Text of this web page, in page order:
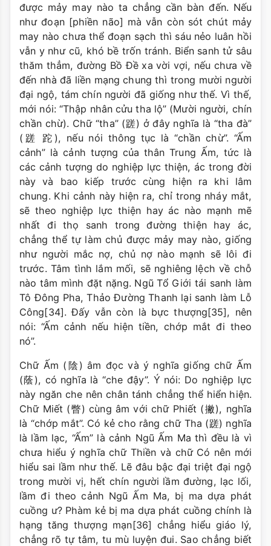
được mảy may nào ta chẳng cần bàn đến. Nếu
như đoạn [phiền não] mà vẫn còn sót chút mảy
may nào chưa thể đoạn sạch thì sáu nẻo luân hồi
vẫn y như cũ, khó bề trốn tránh. Biển sanh tử sâu
thăm thẳm, đường Bồ Ðề xa vời vợi, nếu chưa về
đến nhà đã liền mạng chung thì trong mười người
đại ngộ, tám chín người đã giống như thế. Vì thế,
mới nói: “Thập nhân cửu tha lộ” (Mười người, chín
chần chừ). Chữ “tha” (蹉) ở đây nghĩa là “tha đà”
(蹉 跎), nếu nói thông tục là “chần chừ”. “Ấm
cảnh” là cảnh tượng của thân Trung Ấm, tức là
các cảnh tượng do nghiệp lực thiện, ác trong đời
này và bao kiếp trước cùng hiện ra khi lâm
chung. Khi cảnh này hiện ra, chỉ trong nháy mắt,
sẽ theo nghiệp lực thiện hay ác nào mạnh mẽ
nhất đi thọ sanh trong đường thiện hay ác,
chẳng thể tự làm chủ được mảy may nào, giống
như người mắc nợ, chủ nợ nào mạnh sẽ lôi đi
trước. Tâm tình lắm mối, sẽ nghiêng lệch về chỗ
nào tâm mình đặt nặng. Ngũ Tổ Giới tái sanh làm
Tô Ðông Pha, Thảo Ðường Thanh lại sanh làm Lỗ
Công[34]. Ðấy vẫn còn là bực thượng[35], nên
nói: “Ấm cảnh nếu hiện tiền, chớp mắt đi theo
nó”.
Chữ Ấm (陰) âm đọc và ý nghĩa giống chữ Ấm
(蔭), có nghĩa là “che đậy”. Ý nói: Do nghiệp lực
này ngăn che nên chân tánh chẳng thể hiển hiện.
Chữ Miết (瞥) cùng âm với chữ Phiết (撇), nghĩa
là “chớp mắt”. Có kẻ cho rằng chữ Tha (蹉) nghĩa
là lầm lạc, “Ấm” là cảnh Ngũ Ấm Ma thì đều là vì
chưa hiểu ý nghĩa chữ Thiền và chữ Có nên mới
hiểu sai lầm như thế. Lẽ đâu bậc đại triệt đại ngộ
trong mười vị, hết chín người lầm đường, lạc lối,
lầm đi theo cảnh Ngũ Ấm Ma, bị ma dựa phát
cuồng ư? Phàm kẻ bị ma dựa phát cuồng chính là
hạng tăng thượng mạn[36] chẳng hiểu giáo lý,
chẳng rõ tự tâm, tu mù luyện đui. Sao chẳng biết